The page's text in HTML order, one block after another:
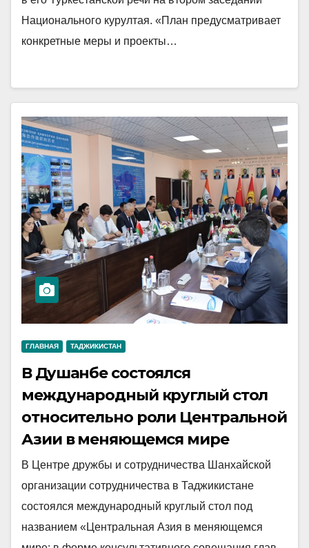
Национального курултая. «План предусматривает
конкретные меры и проекты…
ГЛАВНАЯ ТАДЖИКИСТАН
В Душанбе состоялся
международный круглый стол
относительно роли Центральной
Азии в меняющемся мире
В Центре дружбы и сотрудничества Шанхайской
организации сотрудничества в Таджикистане
состоялся международный круглый стол под
названием «Центральная Азия в меняющемся